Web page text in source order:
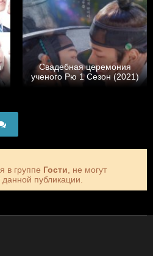
Свадебная церемония
ученого Рю 1 Сезон (2021)
в группе Гости , не могут
публикации.